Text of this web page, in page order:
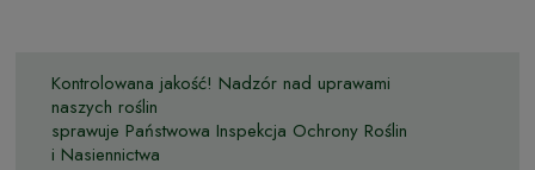
Kontrolowana jakość! Nadzór nad uprawami
naszych roślin
sprawuje Państwowa Inspekcja Ochrony Roślin
i Nasiennictwa